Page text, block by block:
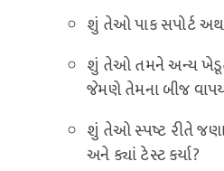
શું તેઓ પાક સપોર્ટ
શું તેઓ તમને અન્ય
જેમણે તેમના બીજ
શું તેઓ સ્પષ્ટ રીતે
અને ક્યાં ટેસ્ટ કર્યા?